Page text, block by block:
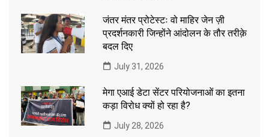
जंतर मंतर प्रोटेस्टः वो माहिर जेन ज़ी
प्रदर्शनकारी जिन्होंने आंदोलन के तौर तरीक़े
बदल दिए
July 31, 2026
मेगा एआई डेटा सेंटर परियोजनाओं का इतना
कड़ा विरोध क्यों हो रहा है?
July 28, 2026